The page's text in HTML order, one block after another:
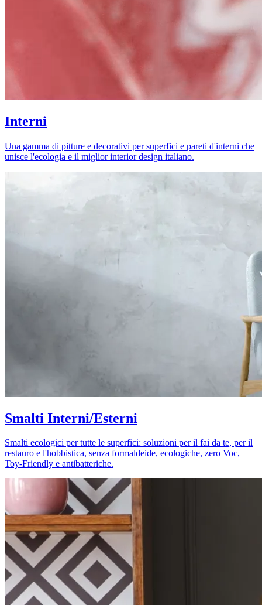
Interni
Una gamma di pitture e decorativi per superfici e pareti d'interni che
unisce l'ecologia e il miglior interior design italiano.
Smalti Interni/Esterni
Smalti ecologici per tutte le superfici: soluzioni per il fai da te, per il
restauro e l'hobbistica, senza formaldeide, ecologiche, zero Voc,
Toy-Friendly e antibatteriche.